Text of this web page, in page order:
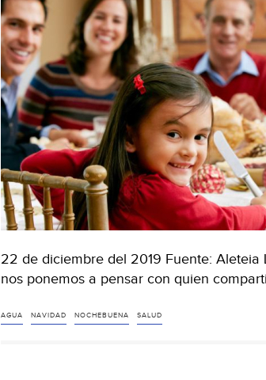
22 de diciembre del 2019 Fuente:
nos ponemos a pensar con quien
AGUA NAVIDAD NOCHEBUENA SALUD